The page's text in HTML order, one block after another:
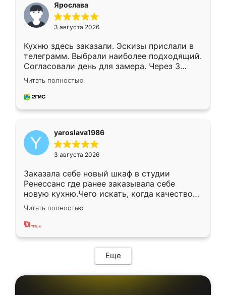
Ярослава
3 августа 2026
Кухню здесь заказали. Эскизы прислали в
телеграмм. Выбрали наиболее подходящий.
Согласовали день для замера. Через 3
недели кухня была уже готова. Остались
довольны работой. Спасибо Ренессанс
мебель за качественную работу!
Читать полностью
yaroslava1986
3 августа 2026
Заказала себе новый шкаф в студии
Ренессанс где ранее заказывала себе
новую кухню.Чего искать, когда качеством
вполне довольна. Служит кухня уже почти
два года, нареканий нет.
Читать полностью
Еще